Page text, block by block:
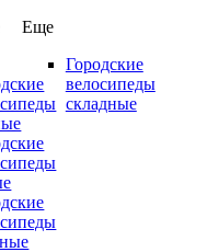
Еще
Городские
велосипеды
складные